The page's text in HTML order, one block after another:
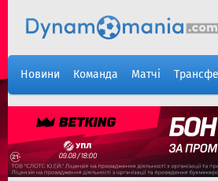
Новини Команда Матчі